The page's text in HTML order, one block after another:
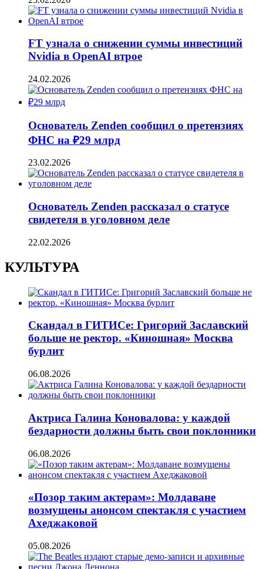
FT узнала о снижении суммы инвестиций
Nvidia в OpenAI втрое
24.02.2026
Основатель Zenden сообщил о претензиях
ФНС на ₽29 млрд
23.02.2026
Основатель Zenden рассказал о статусе
свидетеля в уголовном деле
22.02.2026
КУЛЬТУРА
Скандал в ГИТИСе: Григорий Заславский
больше не ректор. «Киношная» Москва
бурлит
06.08.2026
Актриса Галина Коновалова: у каждой
бездарности должны быть свои поклонники
06.08.2026
«Позор таким актерам»: Молдаване
возмущены анонсом спектакля с участием
Ахеджаковой
05.08.2026